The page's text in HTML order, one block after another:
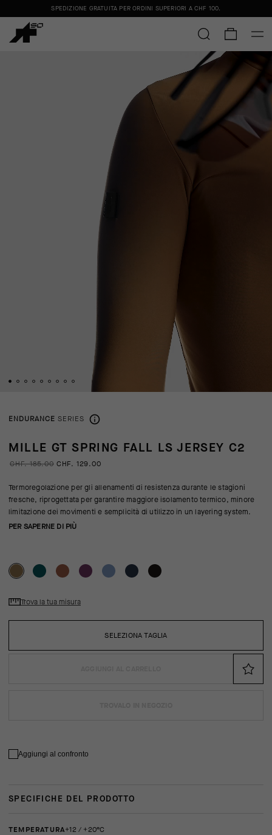
SPEDIZIONE GRATUITA PER ORDINI SUPERIORI A CHF 100.
ENDURANCE SERIES
MILLE GT SPRING FALL LS JERSEY C2
CHF. 185.00 CHF. 129.00
Termoregolazione per gli allenamenti di resistenza durante le stagioni
fresche, riprogettata per garantire maggiore isolamento termico, minore
limitazione dei movimenti e semplicità di utilizzo in un layering system.
PER SAPERNE DI PIÙ
SELEZIONA TAGLIA
Trova la tua misura
Aggiungi al confronto
SPECIFICHE DEL PRODOTTO
TEMPERATURA +12 / +20°C